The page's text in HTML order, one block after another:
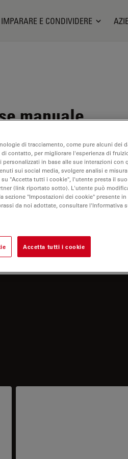
IMPARARE E CONDIVIDERE
manuale
di tracciamento, come pure alcuni dei
contatto, per migliorare l'esperienza di
in base alle sue interazioni con
sui social media, svolgere analisi e
"Accetta tutti i cookie", l'utente presta il
(link riportato sotto). L'utente può
sezione "Impostazioni dei cookie" presente
da noi adottate, consultare l'Informativa
Accetta tutti i cookie